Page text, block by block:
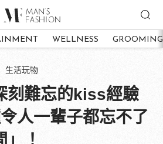
WELLNESS GROOMING
生活玩物
刻難忘的kiss經驗
人一輩子都忘不了
！